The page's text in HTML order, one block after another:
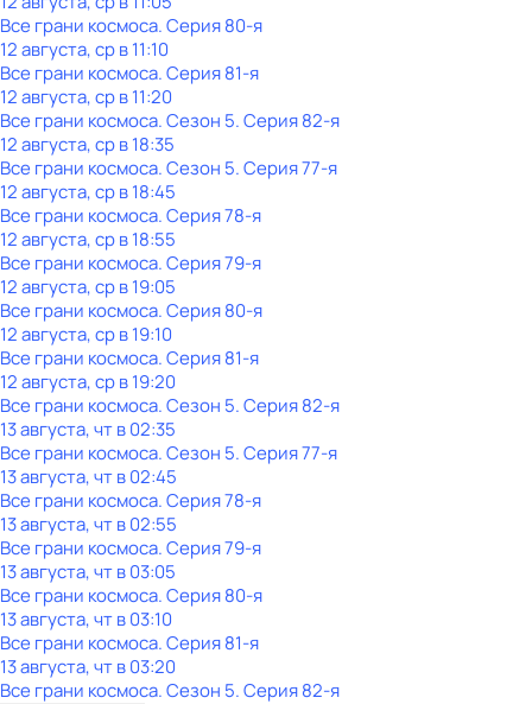
Все грани космоса. Серия 80-я
12 августа, ср в 11:10
Все грани космоса. Серия 81-я
12 августа, ср в 11:20
Все грани космоса. Сезон 5. Серия 82-я
12 августа, ср в 18:35
Все грани космоса. Сезон 5. Серия 77-я
12 августа, ср в 18:45
Все грани космоса. Серия 78-я
12 августа, ср в 18:55
Все грани космоса. Серия 79-я
12 августа, ср в 19:05
Все грани космоса. Серия 80-я
12 августа, ср в 19:10
Все грани космоса. Серия 81-я
12 августа, ср в 19:20
Все грани космоса. Сезон 5. Серия 82-я
13 августа, чт в 02:35
Все грани космоса. Сезон 5. Серия 77-я
13 августа, чт в 02:45
Все грани космоса. Серия 78-я
13 августа, чт в 02:55
Все грани космоса. Серия 79-я
13 августа, чт в 03:05
Все грани космоса. Серия 80-я
13 августа, чт в 03:10
Все грани космоса. Серия 81-я
13 августа, чт в 03:20
Все грани космоса. Сезон 5. Серия 82-я